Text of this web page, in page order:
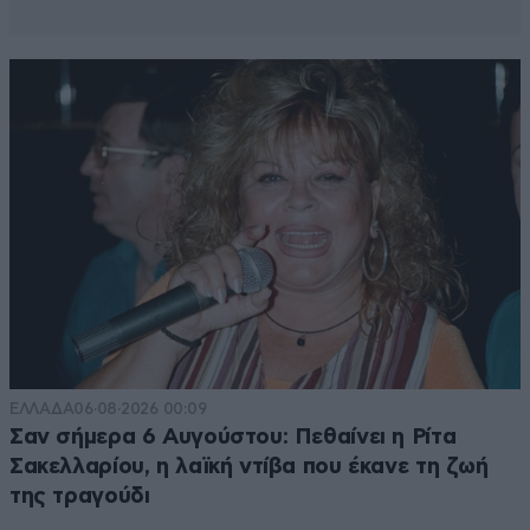
ΕΛΛΑΔΑ06·08·2026 00:09
Σαν σήμερα 6 Αυγούστου: Πεθαίνει η Ρίτα
Σακελλαρίου, η λαϊκή ντίβα που έκανε τη ζωή
της τραγούδι